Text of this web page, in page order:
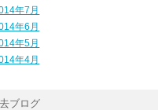
年7月
年6月
年5月
年4月
ブログ